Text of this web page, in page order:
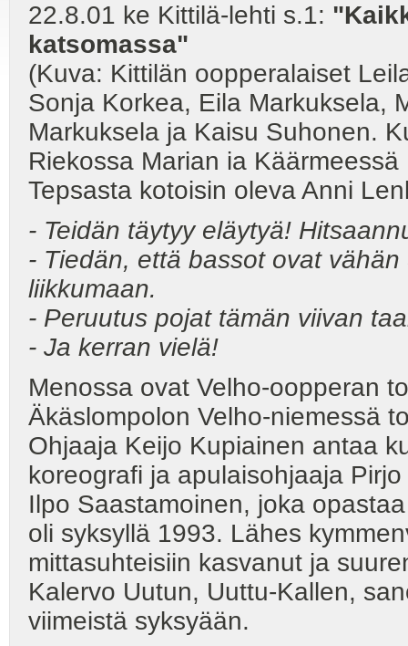
22.8.01 ke Kittilä-lehti s.1:
katsomassa"
(Kuva: Kittilän oopperalaiset
Sonja Korkea, Eila Markuksela,
Markuksela ja Kaisu Suhonen.
Riekossa Marian ia
Tepsasta kotoisin oleva Anni
- Teidän täytyy eläytyä!
- Tiedän, että bassot ovat
liikkumaan.
- Peruutus pojat tämän viivan
- Ja kerran vielä!
Menossa ovat Velho-oopperan
Äkäslompolon Velho-niemessä
Ohjaaja Keijo Kupiainen antaa
koreografi ja apulaisohjaaja
Ilpo Saastamoinen, joka
oli syksyllä 1993. Lähes
mittasuhteisiin kasvanut ja
Kalervo Uutun, Uuttu-Kallen,
viimeistä syksyään.